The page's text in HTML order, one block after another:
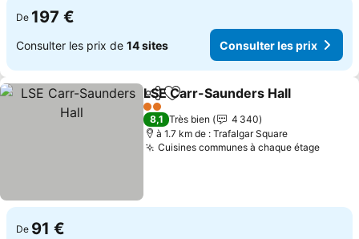
De 197 €
Consulter les prix de 14 sites Consulter les prix
PartagerAjouter à mes favoris
LSE Carr-Saunders Hall
2 Étoiles
8,1 Très bien
4 340
à 1.7 km de : Trafalgar Square
Cuisines communes à chaque étage
De 91 €